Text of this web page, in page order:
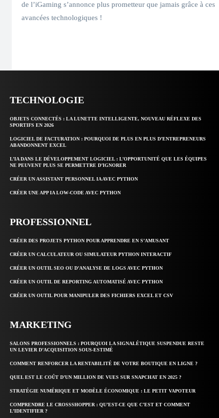
de l’iGaming s’annonce plus prometteur que jamais grâce à ces
avancées technologiques !
TECHNOLOGIE
OBJETS CONNECTÉS : LA LUNETTE INTELLIGENTE, NOUVEAU RÉFLEXE DES
SPORTIFS EN 2026
LOGICIEL DE FACTURATION : POURQUOI DE PLUS EN PLUS D’ENTREPRENEURS
ABANDONNENT EXCEL
L’IA DANS LE DÉVELOPPEMENT LOGICIEL : L’OPPORTUNITÉ QUE LES ÉQUIPES
NE PEUVENT PLUS SE PERMETTRE D’IGNORER
CRÉER UN ASSISTANT PERSONNEL IA AVEC PYTHON
CRÉER UNE APP IA LOW-CODE AVEC PYTHON
PROFESSIONNEL
CRÉER DES PROJETS PYTHON POUR APPRENDRE EN S’AMUSANT
CRÉER UN CALCULATEUR OU SIMULATEUR PYTHON INTERACTIF
CRÉER UN OUTIL SEO OU D’ANALYSE DE LOGS AVEC PYTHON
CRÉER UN OUTIL DE REPORTING AUTOMATISÉ AVEC PYTHON
CRÉER UN OUTIL POUR MANIPULER DES FICHIERS EXCEL ET CSV
MARKETING
SALONS PROFESSIONNELS : POURQUOI LA SIGNALÉTIQUE SUSPENDUE RESTE
UN LEVIER D’ACQUISITION SOUS-ESTIMÉ
COMMENT RENFORCER LA RENTABILITÉ DE VOTRE BOUTIQUE EN LIGNE ?
QUEL EST LE COÛT D’UN MILLION DE VUES SUR SNAPCHAT EN 2025 ?
STRATÉGIE NUMÉRIQUE ET MODÈLE ÉCONOMIQUE : LE PETIT VAPOTEUR
COMPRENDRE LE CROSSSHOPPER : QU’EST-CE QUE C’EST ET COMMENT
L’IDENTIFIER ?